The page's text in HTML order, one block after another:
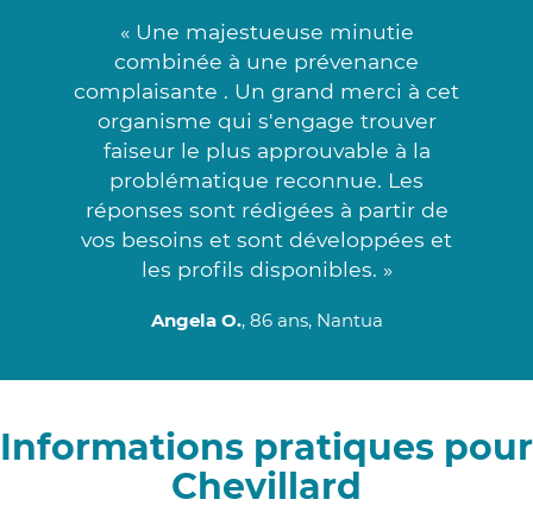
« Une majestueuse minutie
combinée à une prévenance
complaisante . Un grand merci à cet
organisme qui s'engage trouver
faiseur le plus approuvable à la
problématique reconnue. Les
réponses sont rédigées à partir de
vos besoins et sont développées et
les profils disponibles. »
Angela O., 86 ans, Nantua
Informations pratiques pour
Chevillard